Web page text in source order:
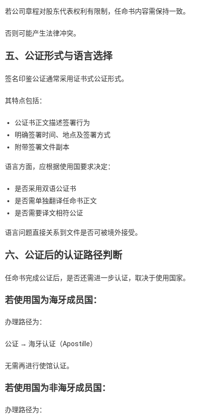
若公司章程对股东代表权利有限制，任命书内容需保持一致。
否则可能产生法律冲突。
五、公证形式与语言选择
签名印鉴公证通常采用证书式公证形式。
其特点包括：
公证书正文描述签署行为
明确签署时间、地点及签署方式
附带签署文件副本
语言方面，应根据使用国要求决定：
是否采用双语公证书
是否需单独翻译任命书正文
是否需要译文相符公证
语言问题直接关系到文件是否可被境外接受。
六、公证后的认证路径判断
任命书完成公证后，是否还需进一步认证，取决于使用国家。
若使用国为海牙成员国：
办理路径为：
公证 → 海牙认证（Apostille）
无需再进行使馆认证。
若使用国为非海牙成员国：
办理路径为：